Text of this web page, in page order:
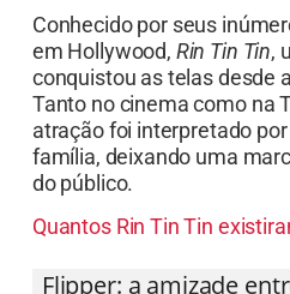
Conhecido por seus
em Hollywood,Rin Tin Tin,
conquistou as telas desde
Tanto no cinema como na
atração foi interpretado
família, deixando uma
do público.